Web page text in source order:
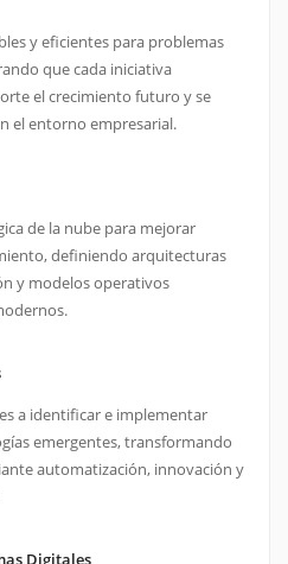
el crecimiento futuro y se
el entorno empresarial.
de la nube para mejorar
y modelos operativos
a identificar e implementar
automatización, innovación y
y aplicaciones